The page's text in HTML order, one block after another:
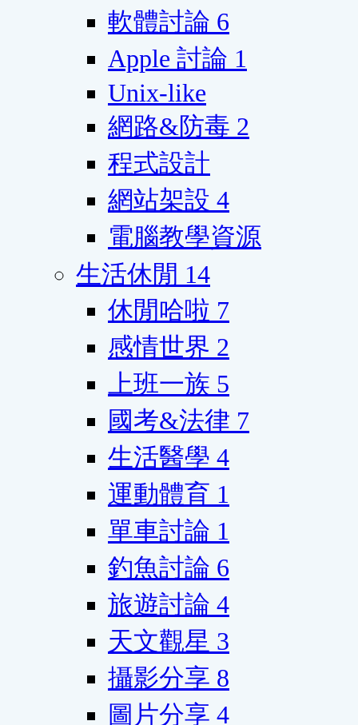
軟體討論 6
Apple 討論 1
Unix-like
網路&防毒 2
程式設計
網站架設 4
電腦教學資源
生活休閒 14
休閒哈啦 7
感情世界 2
上班一族 5
國考&法律 7
生活醫學 4
運動體育 1
單車討論 1
釣魚討論 6
旅遊討論 4
天文觀星 3
攝影分享 8
圖片分享 4